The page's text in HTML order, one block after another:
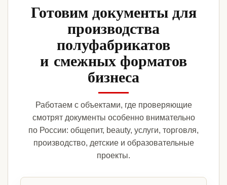
Готовим документы для
производства
полуфабрикатов
и смежных форматов
бизнеса
Работаем с объектами, где проверяющие
смотрят документы особенно внимательно
по России: общепит, beauty, услуги, торговля,
производство, детские и образовательные
проекты.